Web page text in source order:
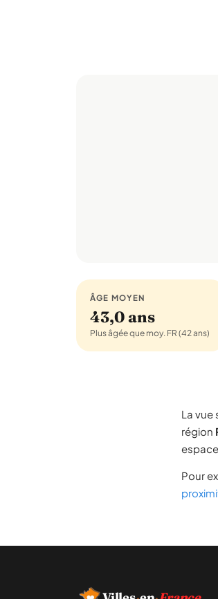
ÂGE MOYEN
43,0 ans
Plus âgée que moy. FR (42 ans)
La
région
Pour